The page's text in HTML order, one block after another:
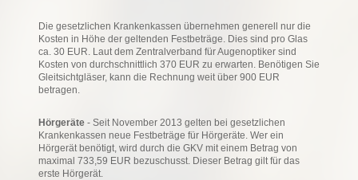
Die gesetzlichen Krankenkassen übernehmen generell nur die
Kosten in Höhe der geltenden Festbeträge. Dies sind pro Glas
ca. 30 EUR. Laut dem Zentralverband für Augenoptiker sind
Kosten von durchschnittlich 370 EUR zu erwarten. Benötigen Sie
Gleitsichtgläser, kann die Rechnung weit über 900 EUR
betragen.
Hörgeräte - Seit November 2013 gelten bei gesetzlichen
Krankenkassen neue Festbeträge für Hörgeräte. Wer ein
Hörgerät benötigt, wird durch die GKV mit einem Betrag von
maximal 733,59 EUR bezuschusst. Dieser Betrag gilt für das
erste Hörgerät.